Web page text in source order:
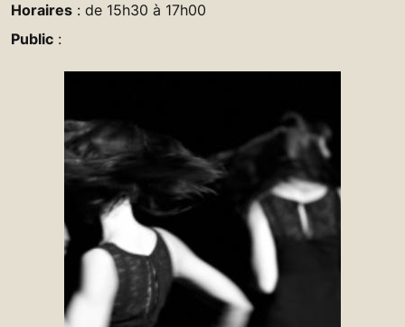
Horaires : de 15h30 à 17h00
Public :